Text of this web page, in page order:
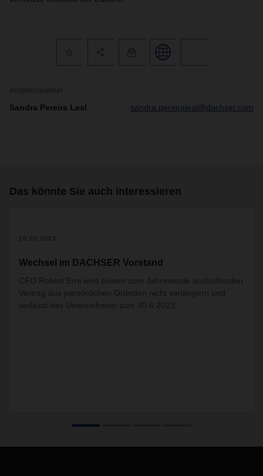
Ansprechpartner
Sandra Pereira Leal sandra.pereiraleal@dachser.com
Das könnte Sie auch interessieren
20.02.2023
Wechsel im DACHSER Vorstand
CFO Robert Erni wird seinen zum Jahresende auslaufenden
Vertrag aus persönlichen Gründen nicht verlängern und
verlässt das Unternehmen zum 30.6.2023.